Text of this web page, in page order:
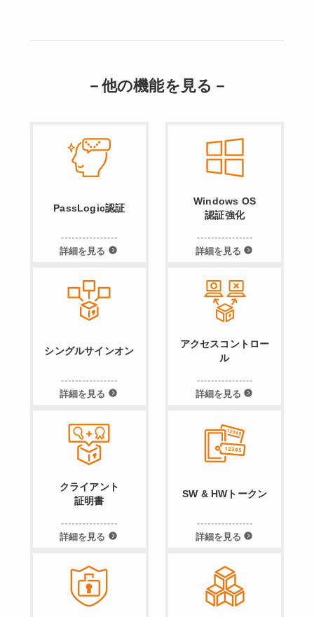
－他の機能を見る－
PassLogic認証
詳細を見る
Windows OS
認証強化
詳細を見る
シングルサインオン
詳細を見る
アクセスコントロー
ル
詳細を見る
クライアント
証明書
詳細を見る
SW & HWトークン
詳細を見る